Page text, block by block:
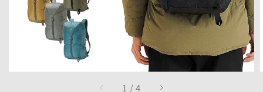
1 /4